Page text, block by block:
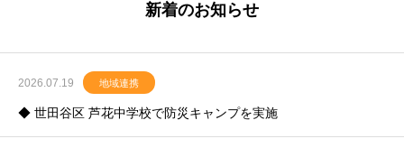
新着のお知らせ
2026.07.19 地域連携
◆ 世田谷区 芦花中学校で防災キャンプを実施